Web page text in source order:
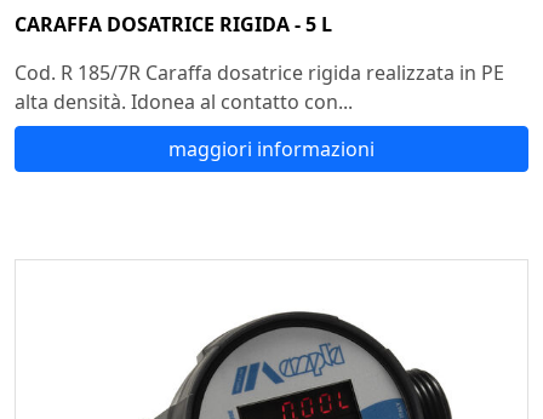
CARAFFA DOSATRICE RIGIDA - 5 L
Cod. R 185/7R Caraffa dosatrice rigida realizzata in PE
alta densità. Idonea al contatto con...
maggiori informazioni